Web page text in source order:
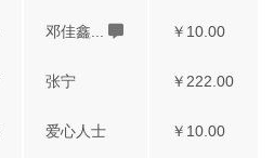
邓佳鑫... ￥10.00
张宁 ￥222.00
爱心人士 ￥10.00